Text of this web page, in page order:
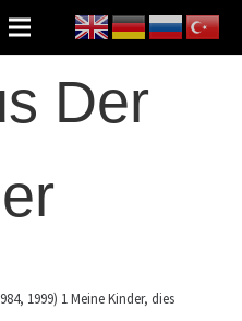
Der
1999) 1 Meine Kinder, dies